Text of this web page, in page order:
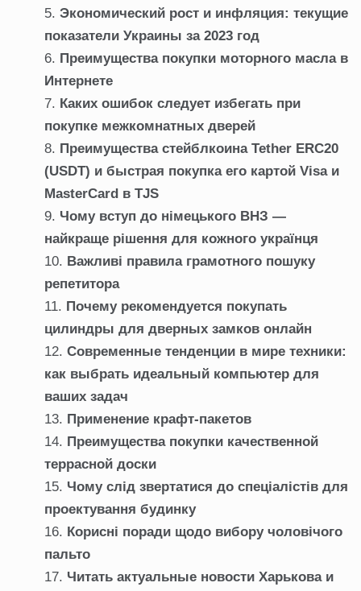
Экономический рост и инфляция: текущие
показатели Украины за 2023 год
Преимущества покупки моторного масла в
Интернете
Каких ошибок следует избегать при
покупке межкомнатных дверей
Преимущества стейблкоина Tether ERC20
(USDT) и быстрая покупка его картой Visa и
MasterCard в TJS
Чому вступ до німецького ВНЗ —
найкраще рішення для кожного українця
Важливі правила грамотного пошуку
репетитора
Почему рекомендуется покупать
цилиндры для дверных замков онлайн
Современные тенденции в мире техники:
как выбрать идеальный компьютер для
ваших задач
Применение крафт-пакетов
Преимущества покупки качественной
террасной доски
Чому слід звертатися до спеціалістів для
проектування будинку
Корисні поради щодо вибору чоловічого
пальто
Читать актуальные новости Харькова и